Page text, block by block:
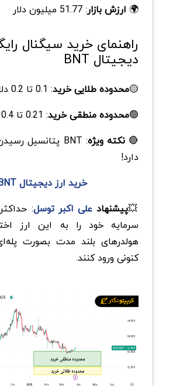
🌍 ارزش بازار: 51.77 میلیون دلار
راهنمای خرید سیگنال
دیجیتال BNT
🟡محدوده طلایی خرید: 0.1 تا 0.2 دلار
🟢محدوده منطقی خرید: 0.21 تا 0.4 دلار
🔴نکته ویژه
دارد!
خرید ارز دیجیتال BNT
💥پیشنهادعلی اکبر توسل
سرمایه خود را به این ارز
هولدرهای بلند مدت بصورت
کنونی ورود کنند.